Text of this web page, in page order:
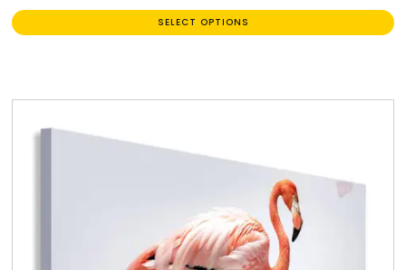
SELECT OPTIONS